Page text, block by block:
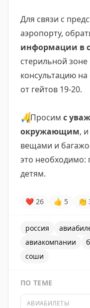
Для связи с
аэропорту,
информации в
стерильной
консультацию
от гейтов 19-20.
🙏Просим с
окружающим,
вещами и
это
детям.
❤ 26 👍 5 👏
россия
авиакомпании
соши
ПО ТЕМЕ
АВИАБИЛЕТЫ